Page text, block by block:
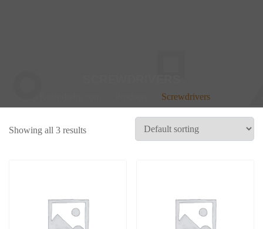
Screwdrivers
Showing all 3 results